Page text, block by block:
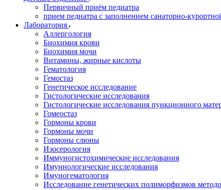
Первичный приём педиатра
прием педиатра с заполнением санаторно-
Лаборатория
Аллергология
Биохимия крови
Биохимия мочи
Витамины, жирные кислоты
Гематология
Гемостаз
Генетическое исследование
Гистологические исследования
Гистологические исследования пункционного
Гомеостаз
Гормоны крови
Гормоны мочи
Гормоны слюны
Изосерология
Иммуногистохимические исследования
Имуннологические исследования
Имуногематология
Исследование генетических полиморфизмов